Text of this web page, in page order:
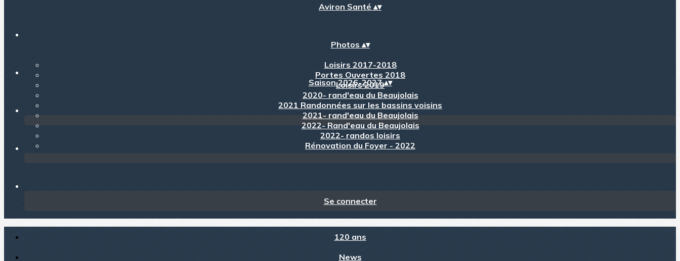
Aviron Santé ▴▾
Photos ▴▾
Loisirs 2017-2018
Portes Ouvertes 2018
Loisirs 2019
2020- rand'eau du Beaujolais
2021 Randonnées sur les bassins voisins
2021- rand'eau du Beaujolais
2022- Rand'eau du Beaujolais
2022- randos loisirs
Rénovation du Foyer - 2022
Saison 2026-2027▴▾
Se connecter
120 ans
News